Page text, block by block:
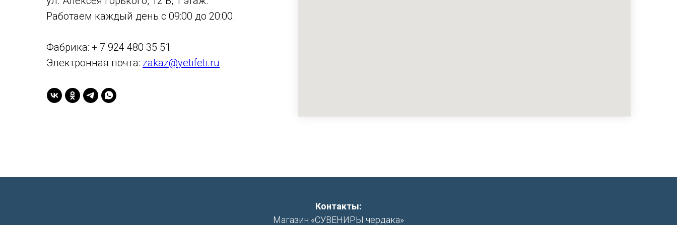
Работаем каждый день с 09:00 до 20:00.
Фабрика: + 7 924 480 35 51
Электронная почта: zakaz@yetifeti.ru
Контакты:
Магазин «СУВЕНИРЫ чердака»